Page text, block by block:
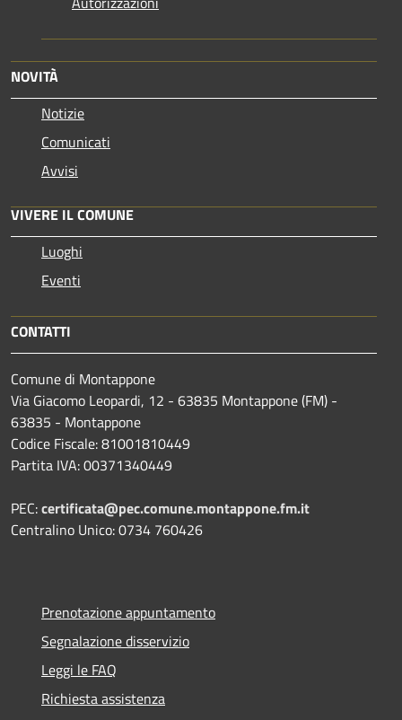
NOVITÀ
Notizie
Comunicati
Avvisi
VIVERE IL COMUNE
Luoghi
Eventi
CONTATTI
Comune di Montappone
Via Giacomo Leopardi, 12 - 63835 Montappone (FM) -
63835 - Montappone
Codice Fiscale: 81001810449
Partita IVA: 00371340449
PEC:certificata@pec.comune.montappone.fm.it
Centralino Unico: 0734 760426
Prenotazione appuntamento
Segnalazione disservizio
Leggi le FAQ
Richiesta assistenza